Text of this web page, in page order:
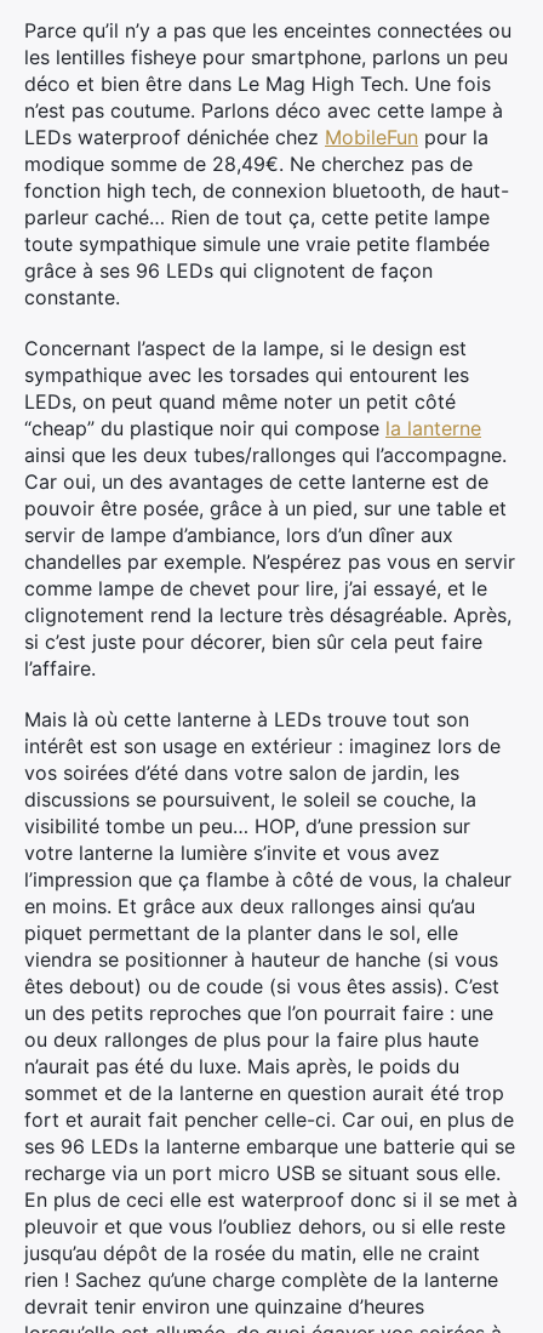
Parce qu’il n’y a pas que les enceintes connectées ou
les lentilles fisheye pour smartphone, parlons un peu
déco et bien être dans Le Mag High Tech. Une fois
n’est pas coutume. Parlons déco avec cette lampe à
LEDs waterproof dénichée chez MobileFun pour la
modique somme de 28,49€. Ne cherchez pas de
fonction high tech, de connexion bluetooth, de haut-
parleur caché… Rien de tout ça, cette petite lampe
toute sympathique simule une vraie petite flambée
grâce à ses 96 LEDs qui clignotent de façon
constante.
Concernant l’aspect de la lampe, si le design est
sympathique avec les torsades qui entourent les
LEDs, on peut quand même noter un petit côté
“cheap” du plastique noir qui compose la lanterne
ainsi que les deux tubes/rallonges qui l’accompagne.
Car oui, un des avantages de cette lanterne est de
pouvoir être posée, grâce à un pied, sur une table et
servir de lampe d’ambiance, lors d’un dîner aux
chandelles par exemple. N’espérez pas vous en servir
comme lampe de chevet pour lire, j’ai essayé, et le
clignotement rend la lecture très désagréable. Après,
si c’est juste pour décorer, bien sûr cela peut faire
l’affaire.
Mais là où cette lanterne à LEDs trouve tout son
intérêt est son usage en extérieur : imaginez lors de
vos soirées d’été dans votre salon de jardin, les
discussions se poursuivent, le soleil se couche, la
visibilité tombe un peu… HOP, d’une pression sur
votre lanterne la lumière s’invite et vous avez
l’impression que ça flambe à côté de vous, la chaleur
en moins. Et grâce aux deux rallonges ainsi qu’au
piquet permettant de la planter dans le sol, elle
viendra se positionner à hauteur de hanche (si vous
êtes debout) ou de coude (si vous êtes assis). C’est
un des petits reproches que l’on pourrait faire : une
ou deux rallonges de plus pour la faire plus haute
n’aurait pas été du luxe. Mais après, le poids du
sommet et de la lanterne en question aurait été trop
fort et aurait fait pencher celle-ci. Car oui, en plus de
ses 96 LEDs la lanterne embarque une batterie qui se
recharge via un port micro USB se situant sous elle.
En plus de ceci elle est waterproof donc si il se met à
pleuvoir et que vous l’oubliez dehors, ou si elle reste
jusqu’au dépôt de la rosée du matin, elle ne craint
rien ! Sachez qu’une charge complète de la lanterne
devrait tenir environ une quinzaine d’heures
×